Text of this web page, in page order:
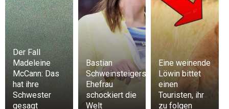
Der Fall
Madeleine
McCann: Das
hat ihre
Schwester
gesagt
Bastian
Schweinsteigers
Ehefrau
schockiert die
Welt
Eine weinende
Löwin bittet
einen
Touristen, ihr
zu folgen